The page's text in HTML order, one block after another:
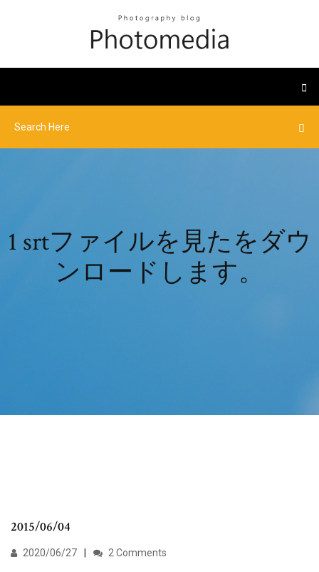
1 srtファイルを見たをダウ
ンロードします。
2015/06/04
2020/06/27 2 Comments